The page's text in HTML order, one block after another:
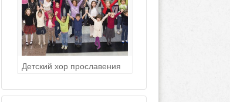
Детский хор прославения